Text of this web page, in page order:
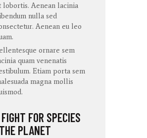
lobortis. Aenean lacinia
nulla sed
Aenean eu leo
ornare sem
quam venenatis
Etiam porta sem
magna mollis
FOR SPECIES
PLANET